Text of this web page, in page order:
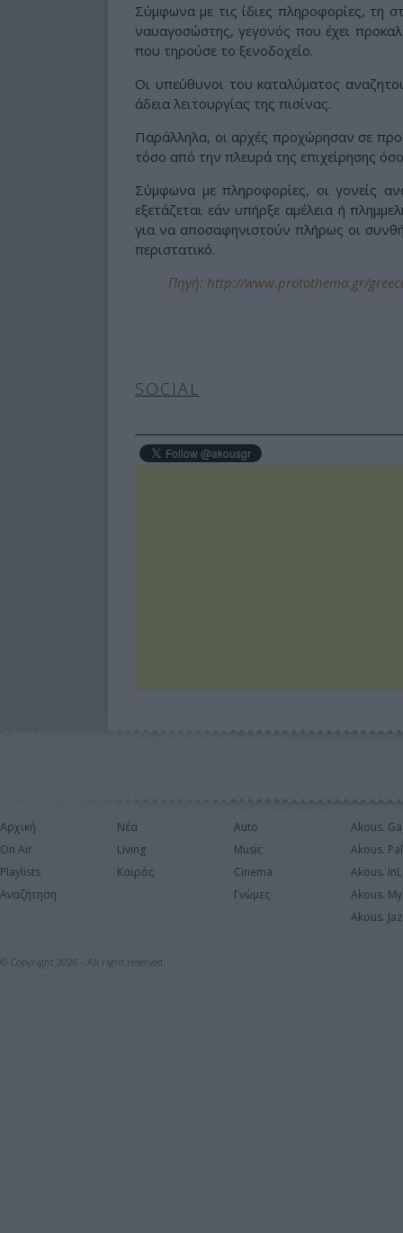
Σύμφωνα με τις ίδιες πληροφορίες, τη
ναυαγοσώστης, γεγονός που έχει
που τηρούσε το ξενοδοχείο.
Οι υπεύθυνοι του καταλύματος
άδεια λειτουργίας της πισίνας.
Παράλληλα, οι αρχές προχώρησαν σε
τόσο από την πλευρά της επιχείρησης
Σύμφωνα με πληροφορίες, οι γονείς
εξετάζεται εάν υπήρξε αμέλεια ή
για να αποσαφηνιστούν πλήρως οι
περιστατικό.
Πηγή: http://www.protothema.gr/
SOCIAL
Αρχική
On Air
Playlists
Αναζήτηση
Νέα
Living
Καιρός
Auto
Music
Cinema
Γνώμες
Akous.
Akous.
Akous.
Akous.
Akous.
© Copyright 2026 - All right reserved.